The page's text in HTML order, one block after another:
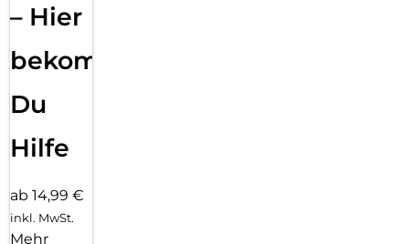
– Hier
bekommst
Du
Hilfe
ab 14,99 €
inkl. MwSt.
Mehr